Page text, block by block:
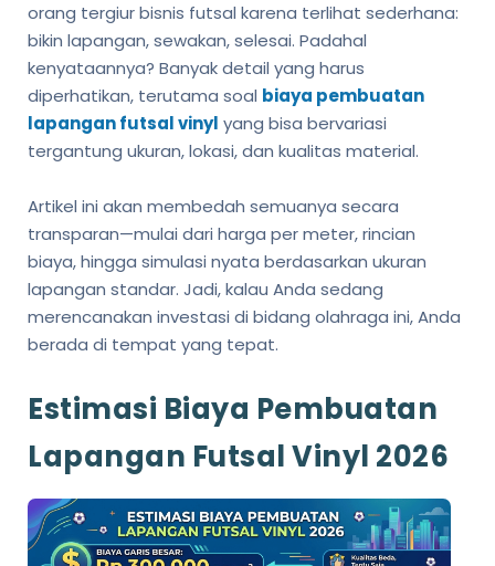
orang tergiur bisnis futsal karena terlihat sederhana:
bikin lapangan, sewakan, selesai. Padahal
kenyataannya? Banyak detail yang harus
diperhatikan, terutama soal biaya pembuatan
lapangan futsal vinyl yang bisa bervariasi
tergantung ukuran, lokasi, dan kualitas material.
Artikel ini akan membedah semuanya secara
transparan—mulai dari harga per meter, rincian
biaya, hingga simulasi nyata berdasarkan ukuran
lapangan standar. Jadi, kalau Anda sedang
merencanakan investasi di bidang olahraga ini, Anda
berada di tempat yang tepat.
Estimasi Biaya Pembuatan
Lapangan Futsal Vinyl 2026